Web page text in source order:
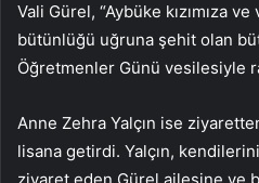
Vali Gürel, “Aybüke kızımıza ve
bütünlüğü uğruna şehit olan
Öğretmenler Günü vesilesiyle
Anne Zehra Yalçın ise
lisana getirdi. Yalçın,